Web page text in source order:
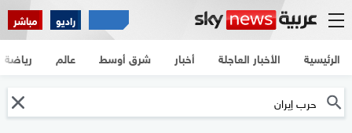
راديو مباشر
الرئيسية الأخبار العاجلة أخبار شرق أوسط عالم رياضة